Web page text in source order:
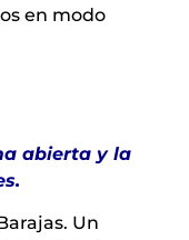
en modo
abierta y la
Un